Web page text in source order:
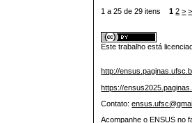
1 a 25 de 29 itens1 2 >
Este trabalho está
http://
https://
Contato:
Acompanhe o ENSUS no